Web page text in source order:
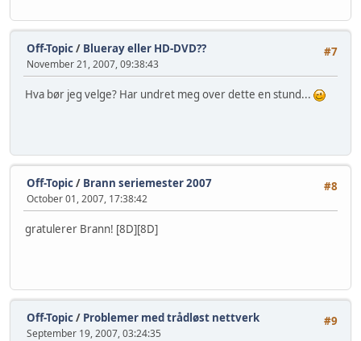
#7
Off-Topic/ Blueray eller HD-DVD??
November 21, 2007, 09:38:43
Hva bør jeg velge? Har undret meg over dette en stund...
#8
Off-Topic/ Brann seriemester 2007
October 01, 2007, 17:38:42
gratulerer Brann! [8D][8D]
#9
Off-Topic/ Problemer med trådløst nettverk
September 19, 2007, 03:24:35